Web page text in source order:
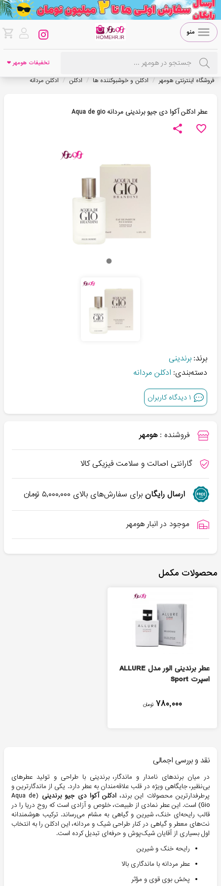
منو
تخفیفات هومهر ❤
فروشگاه اینترنتی هومهر / ادکلن و خوشبوکننده ها / ادکلن / ادکلن مردانه
عطر ادکلن آکوا دی جیو برندینی مردانه Aqua de gio
برند: برندینی
دسته‌بندی: ادکلن مردانه
۱دیدگاه کاربران
فروشنده : هومهر
گارانتی اصالت و سلامت فیزیکی کالا
ارسال رایگانبرای سفارش‌های بالای ۵,۰۰۰,۰۰۰تومان
موجود در انبار هومهر
محصولات مکمل
عطر برندینی الور مدل ALLURE
اسپرت Sport
۷۸۰,۰۰۰ تومان
نقد و بررسی اجمالی
در میان برندهای نامدار و ماندگار، برندینی با طراحی و تولید عطرهای
بی‌نظیر، جایگاهی ویژه در قلب علاقه‌مندان به عطر دارد. یکی از ماندگارترین و
پرطرفدارترین محصولات این برند، ادکلن آکوا دی جیو برندینی
(Aqua de
Gio) است. این عطر نمادی از طبیعت، خلوص و آزادی است که روح دریا را در
قالب رایحه‌ای خنک، شیرین و گیاهی به مشام می‌رساند. ترکیب هوشمندانه
نت‌های معطر و گیاهی در کنار طراحی شیک و مردانه، این ادکلن را به انتخاب
اول بسیاری از آقایان شیک‌پوش و حرفه‌ای تبدیل کرده است.
رایحه خنک و شیرین
عطر مردانه با ماندگاری بالا
پخش بوی قوی و مؤثر